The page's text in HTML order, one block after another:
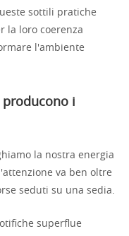
sottili pratiche
la loro coerenza
l'ambiente
i
la nostra energia
va ben oltre
seduti su una sedia.
superflue